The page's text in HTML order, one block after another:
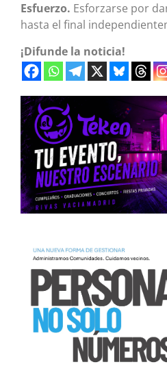
Esfuerzo. Esforzarse por
hasta el final
¡Difunde la noticia!